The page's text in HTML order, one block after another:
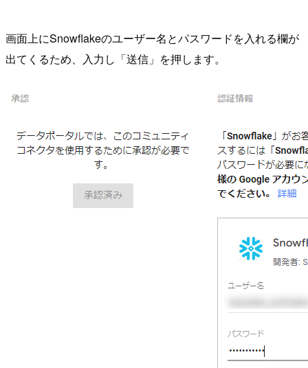
画面上にSnowflakeのユーザー名とパスワードを入れる欄が
出てくるため、入力し「送信」を押します。